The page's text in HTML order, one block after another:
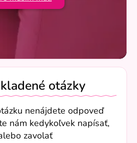
otázky
nenájdete odpoveď
nám kedykoľvek napísať,
zavolať